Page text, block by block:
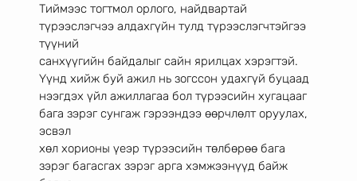
Тиймээс тогтмол орлого, найдвартай
түрээслэгчээ алдахгүйн тулд түрээслэгчтэйгээ
түүний
санхүүгийн байдалыг сайн ярилцах хэрэгтэй.
Үүнд хийж буй ажил нь зогссон удахгүй буцаад
нээгдэх үйл ажиллагаа бол түрээсийн хугацааг
бага зэрэг сунгаж гэрээндээ өөрчлөлт оруулах,
эсвэл
хөл хорионы үеэр түрээсийн төлбөрөө бага
зэрэг багасгах зэрэг арга хэмжээнүүд байж